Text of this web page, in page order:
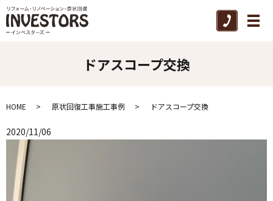
メ
ドアスコープ交換
HOME 原状回復工事施工事例 ドアスコープ交換
2020/11/06